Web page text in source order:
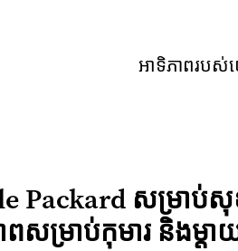
អាទិភាពរបស់
សម្រាប់សុខភ
ពសម្រាប់កុមារ និងម្